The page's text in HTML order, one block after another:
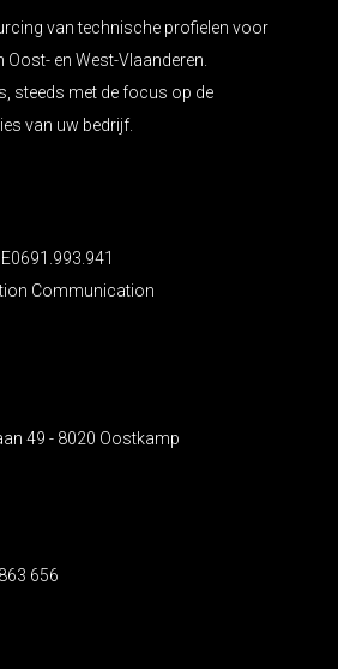
van technische profielen voor
en West-Vlaanderen.
steeds met de focus op de
van uw bedrijf.
Communication
49 - 8020 Oostkamp
656